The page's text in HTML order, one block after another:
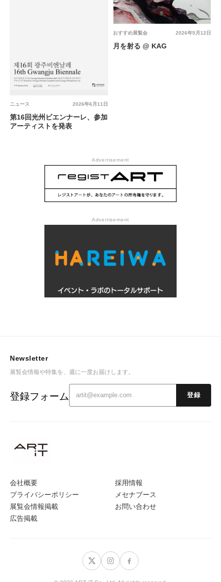
2026年6月11日
ニュース
第16回光州ビエンナーレ、参加
アーティストを発表
2026年5月12日
おすすめ展覧会
月を射る @ KAG
Advertisement
Advertisement
会社概要
プライバシーポリシー
展覧会情報掲載
広告掲載
採用情報
メセナブース
お問い合わせ
Newsletter
展覧会情報や特集を、週に一度お届けします。
登録フォーム 登録